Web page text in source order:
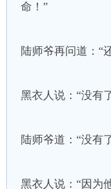
命！”
陆师爷再问道：“
黑衣人说：“没有
陆师爷道：“没有
黑衣人说：“因为